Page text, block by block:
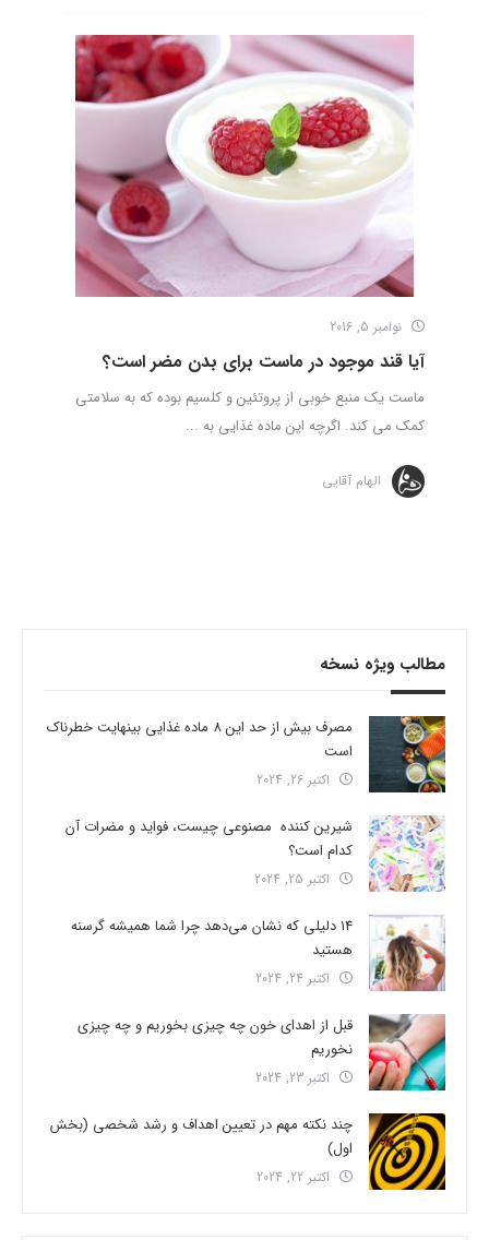
نوامبر 5, 2016
آیا قند موجود در ماست برای بدن مضر است؟
ماست یک منبع خوبی از پروتئین و کلسیم بوده که به سلامتی
کمک می کند. اگرچه این ماده غذایی به ...
الهام آقایی
مطالب ویژه نسخه
مصرف بیش از حد این 8 ماده غذایی بینهایت خطرناک
است
اکتبر 26, 2024
شیرین کننده مصنوعی چیست، فواید و مضرات آن
کدام است؟
اکتبر 25, 2024
14 دلیلی که نشان می‌دهد چرا شما همیشه گرسنه
هستید
اکتبر 24, 2024
قبل از اهدای خون چه چیزی بخوریم و چه چیزی
نخوریم
اکتبر 23, 2024
چند نکته مهم در تعیین اهداف و رشد شخصی (بخش
اول)
اکتبر 22, 2024